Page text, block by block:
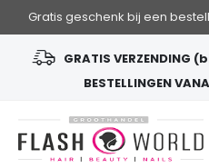
Gratis geschenk bij een
GRATIS
BESTELLINGEN
de
inhoud